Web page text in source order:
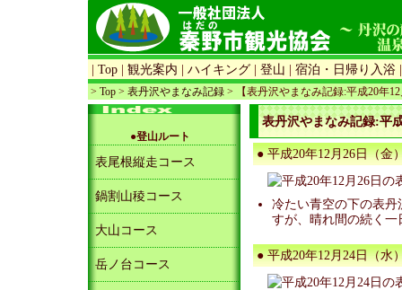
| Top | 観光案内 | ハイキング | 登山 | 宿泊・日帰り入浴
> Top > 表丹沢やまなみ記録 > 【表丹沢やまなみ記録:平成20年
●登山ルート
表尾根縦走コース
鍋割山稜コース
大山コース
岳ノ台コース
表丹沢やまなみ記録:平
● 平成20年12月26日（金
冷たい青空の下の表
すが、晴れ間の続く
● 平成20年12月24日（水